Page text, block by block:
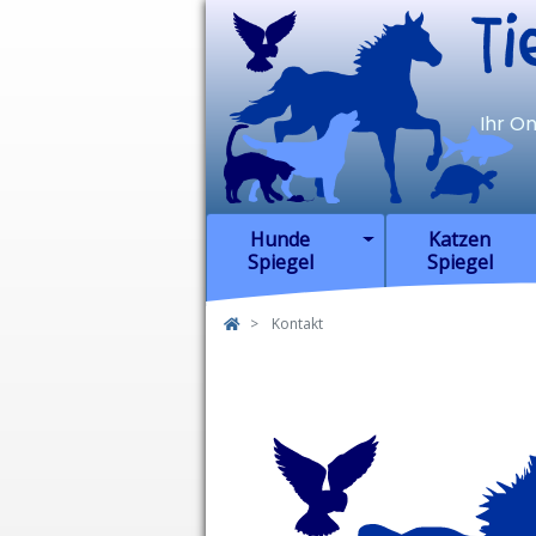
Ihr
Hunde
Spiegel
Katzen
Spiegel
Kontakt